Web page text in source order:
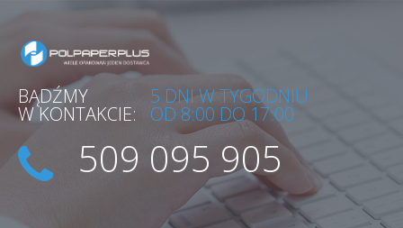
BĄDŹMY
W KONTAKCIE:
5 DNI W TYGODNIU
OD 8:00 DO 17:00
509 095 905